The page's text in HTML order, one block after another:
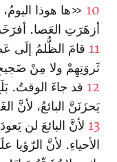
10 «ها هوذا
أزهَرَتِ العَصا.
11 قامَ الظُّلمُ إلَى
ثَروَتِهِمْ ولا مِنْ
12 قد جاءَ الوقتُ.
يَحزَنَنَّ البائعُ،
13 لأنَّ البائعَ لن
الأحياءِ. لأنَّ